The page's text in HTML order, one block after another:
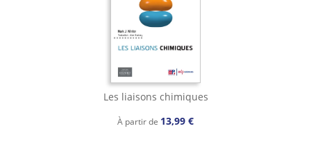
Les liaisons chimiques
À partir de 13,99 €